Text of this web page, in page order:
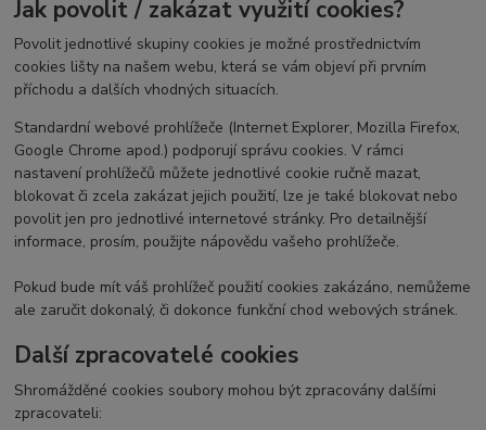
Jak povolit / zakázat využití cookies?
Povolit jednotlivé skupiny cookies je možné prostřednictvím
cookies lišty na našem webu, která se vám objeví při prvním
příchodu a dalších vhodných situacích.
Standardní webové prohlížeče (Internet Explorer, Mozilla Firefox,
Google Chrome apod.) podporují správu cookies. V rámci
nastavení prohlížečů můžete jednotlivé cookie ručně mazat,
blokovat či zcela zakázat jejich použití, lze je také blokovat nebo
povolit jen pro jednotlivé internetové stránky. Pro detailnější
informace, prosím, použijte nápovědu vašeho prohlížeče.
Pokud bude mít váš prohlížeč použití cookies zakázáno, nemůžeme
ale zaručit dokonalý, či dokonce funkční chod webových stránek.
Další zpracovatelé cookies
Shromážděné cookies soubory mohou být zpracovány dalšími
zpracovateli: